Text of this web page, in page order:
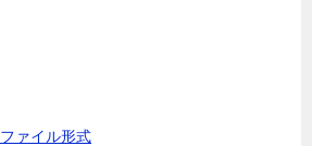
ァイル形式